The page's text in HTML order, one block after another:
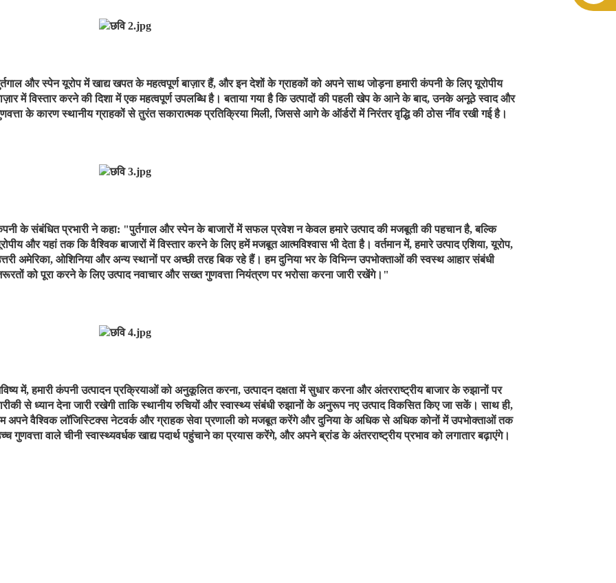
और स्पेन यूरोप में खाद्य खपत के महत्वपूर्ण बाज़ार हैं, और इन देशों के ग्राहकों को अपने साथ जोड़ना हमारी कंपनी के लिए यूरोपीय
में विस्तार करने की दिशा में एक महत्वपूर्ण उपलब्धि है। बताया गया है कि उत्पादों की पहली खेप के आने के बाद, उनके अनूठे स्वाद और
के कारण स्थानीय ग्राहकों से तुरंत सकारात्मक प्रतिक्रिया मिली, जिससे आगे के ऑर्डरों में निरंतर वृद्धि की ठोस नींव रखी गई है।
के संबंधित प्रभारी ने कहा: "पुर्तगाल और स्पेन के बाजारों में सफल प्रवेश न केवल हमारे उत्पाद की मजबूती की पहचान है, बल्कि
और यहां तक ​​कि वैश्विक बाजारों में विस्तार करने के लिए हमें मजबूत आत्मविश्वास भी देता है। वर्तमान में, हमारे उत्पाद एशिया, यूरोप,
अमेरिका, ओशिनिया और अन्य स्थानों पर अच्छी तरह बिक रहे हैं। हम दुनिया भर के विभिन्न उपभोक्ताओं की स्वस्थ आहार संबंधी
को पूरा करने के लिए उत्पाद नवाचार और सख्त गुणवत्ता नियंत्रण पर भरोसा करना जारी रखेंगे।"
में, हमारी कंपनी उत्पादन प्रक्रियाओं को अनुकूलित करना, उत्पादन दक्षता में सुधार करना और अंतरराष्ट्रीय बाजार के रुझानों पर
से ध्यान देना जारी रखेगी ताकि स्थानीय रुचियों और स्वास्थ्य संबंधी रुझानों के अनुरूप नए उत्पाद विकसित किए जा सकें। साथ ही,
अपने वैश्विक लॉजिस्टिक्स नेटवर्क और ग्राहक सेवा प्रणाली को मजबूत करेंगे और दुनिया के अधिक से अधिक कोनों में उपभोक्ताओं तक
गुणवत्ता वाले चीनी स्वास्थ्यवर्धक खाद्य पदार्थ पहुंचाने का प्रयास करेंगे, और अपने ब्रांड के अंतरराष्ट्रीय प्रभाव को लगातार बढ़ाएंगे।